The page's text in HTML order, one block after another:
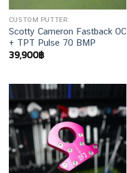
CUSTOM PUTTER
Scotty Cameron Fastback OC
+ TPT Pulse 70 BMP
39,900฿